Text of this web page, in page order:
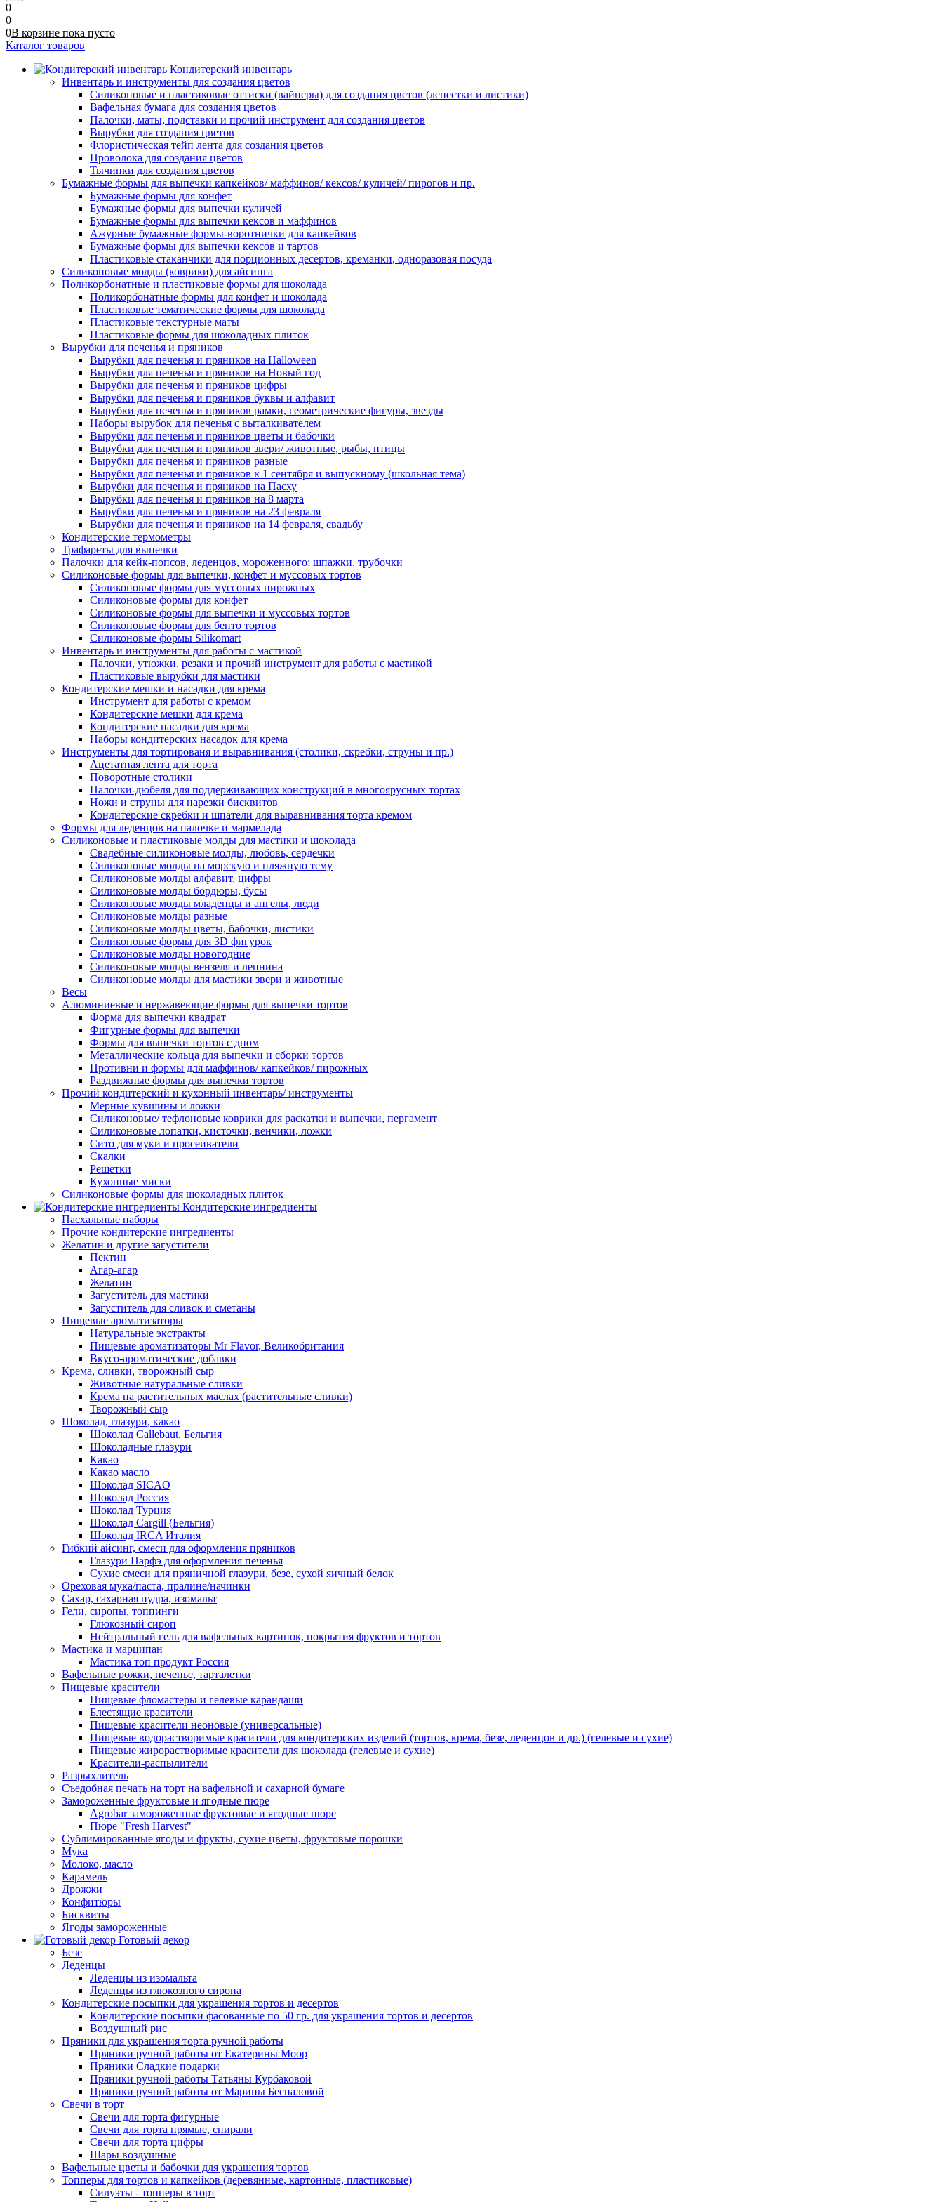
0
0
0В корзине пока пусто
Каталог товаров
Кондитерский инвентарь
Инвентарь и инструменты для создания цветов
Силиконовые и пластиковые оттиски (вайнеры) для создания цветов (лепестки и листики)
Вафельная бумага для создания цветов
Палочки, маты, подставки и прочий инструмент для создания цветов
Вырубки для создания цветов
Флористическая тейп лента для создания цветов
Проволока для создания цветов
Тычинки для создания цветов
Бумажные формы для выпечки капкейков/ маффинов/ кексов/ куличей/ пирогов и пр.
Бумажные формы для конфет
Бумажные формы для выпечки куличей
Бумажные формы для выпечки кексов и маффинов
Ажурные бумажные формы-воротнички для капкейков
Бумажные формы для выпечки кексов и тартов
Пластиковые стаканчики для порционных десертов, креманки, одноразовая посуда
Силиконовые молды (коврики) для айсинга
Поликорбонатные и пластиковые формы для шоколада
Поликорбонатные формы для конфет и шоколада
Пластиковые тематические формы для шоколада
Пластиковые текстурные маты
Пластиковые формы для шоколадных плиток
Вырубки для печенья и пряников
Вырубки для печенья и пряников на Halloween
Вырубки для печенья и пряников на Новый год
Вырубки для печенья и пряников цифры
Вырубки для печенья и пряников буквы и алфавит
Вырубки для печенья и пряников рамки, геометрические фигуры, звезды
Наборы вырубок для печенья с выталкивателем
Вырубки для печенья и пряников цветы и бабочки
Вырубки для печенья и пряников звери/ животные, рыбы, птицы
Вырубки для печенья и пряников разные
Вырубки для печенья и пряников к 1 сентября и выпускному (школьная тема)
Вырубки для печенья и пряников на Пасху
Вырубки для печенья и пряников на 8 марта
Вырубки для печенья и пряников на 23 февраля
Вырубки для печенья и пряников на 14 февраля, свадьбу
Кондитерские термометры
Трафареты для выпечки
Палочки для кейк-попсов, леденцов, мороженного; шпажки, трубочки
Силиконовые формы для выпечки, конфет и муссовых тортов
Силиконовые формы для муссовых пирожных
Силиконовые формы для конфет
Силиконовые формы для выпечки и муссовых тортов
Силиконовые формы для бенто тортов
Силиконовые формы Silikomart
Инвентарь и инструменты для работы с мастикой
Палочки, утюжки, резаки и прочий инструмент для работы с мастикой
Пластиковые вырубки для мастики
Кондитерские мешки и насадки для крема
Инструмент для работы с кремом
Кондитерские мешки для крема
Кондитерские насадки для крема
Наборы кондитерских насадок для крема
Инструменты для тортированя и выравнивания (столики, скребки, струны и пр.)
Ацетатная лента для торта
Поворотные столики
Палочки-дюбеля для поддерживающих конструкций в многоярусных тортах
Ножи и струны для нарезки бисквитов
Кондитерские скребки и шпатели для выравнивания торта кремом
Формы для леденцов на палочке и мармелада
Силиконовые и пластиковые молды для мастики и шоколада
Свадебные силиконовые молды, любовь, сердечки
Силиконовые молды на морскую и пляжную тему
Силиконовые молды алфавит, цифры
Силиконовые молды бордюры, бусы
Силиконовые молды младенцы и ангелы, люди
Силиконовые молды разные
Силиконовые молды цветы, бабочки, листики
Силиконовые формы для 3D фигурок
Силиконовые молды новогодние
Силиконовые молды вензеля и лепнина
Силиконовые молды для мастики звери и животные
Весы
Алюминиевые и нержавеющие формы для выпечки тортов
Форма для выпечки квадрат
Фигурные формы для выпечки
Формы для выпечки тортов с дном
Металлические кольца для выпечки и сборки тортов
Противни и формы для маффинов/ капкейков/ пирожных
Раздвижные формы для выпечки тортов
Прочий кондитерский и кухонный инвентарь/ инструменты
Мерные кувшины и ложки
Силиконовые/ тефлоновые коврики для раскатки и выпечки, пергамент
Силиконовые лопатки, кисточки, венчики, ложки
Сито для муки и просеиватели
Скалки
Решетки
Кухонные миски
Силиконовые формы для шоколадных плиток
Кондитерские ингредиенты
Пасхальные наборы
Прочие кондитерские ингредиенты
Желатин и другие загустители
Пектин
Агар-агар
Желатин
Загуститель для мастики
Загуститель для сливок и сметаны
Пищевые ароматизаторы
Натуральные экстракты
Пищевые ароматизаторы Mr Flavor, Великобритания
Вкусо-ароматические добавки
Крема, сливки, творожный сыр
Животные натуральные сливки
Крема на растительных маслах (растительные сливки)
Творожный сыр
Шоколад, глазури, какао
Шоколад Callebaut, Бельгия
Шоколадные глазури
Какао
Какао масло
Шоколад SICAO
Шоколад Россия
Шоколад Турция
Шоколад Cargill (Бельгия)
Шоколад IRCA Италия
Гибкий айсинг, смеси для оформления пряников
Глазури Парфэ для оформления печенья
Сухие смеси для пряничной глазури, безе, сухой яичный белок
Ореховая мука/паста, пралине/начинки
Сахар, сахарная пудра, изомальт
Гели, сиропы, топпинги
Глюкозный сироп
Нейтральный гель для вафельных картинок, покрытия фруктов и тортов
Мастика и марципан
Мастика топ продукт Россия
Вафельные рожки, печенье, тарталетки
Пищевые красители
Пищевые фломастеры и гелевые карандаши
Блестящие красители
Пищевые красители неоновые (универсальные)
Пищевые водорастворимые красители для кондитерских изделий (тортов, крема, безе, леденцов и др.) (гелевые и сухие)
Пищевые жирорастворимые красители для шоколада (гелевые и сухие)
Красители-распылители
Разрыхлитель
Съедобная печать на торт на вафельной и сахарной бумаге
Замороженные фруктовые и ягодные пюре
Agrobar замороженные фруктовые и ягодные пюре
Пюре "Fresh Harvest"
Сублимированные ягоды и фрукты, сухие цветы, фруктовые порошки
Мука
Молоко, масло
Карамель
Дрожжи
Конфитюры
Бисквиты
Ягоды замороженные
Готовый декор
Безе
Леденцы
Леденцы из изомальта
Леденцы из глюкозного сиропа
Кондитерские посыпки для украшения тортов и десертов
Кондитерские посыпки фасованные по 50 гр. для украшения тортов и десертов
Воздушный рис
Пряники для украшения торта ручной работы
Пряники ручной работы от Екатерины Моор
Пряники Сладкие подарки
Пряники ручной работы Татьяны Курбаковой
Пряники ручной работы от Марины Беспаловой
Свечи в торт
Свечи для торта фигурные
Свечи для торта прямые, спирали
Свечи для торта цифры
Шары воздушные
Вафельные цветы и бабочки для украшения тортов
Топперы для тортов и капкейков (деревянные, картонные, пластиковые)
Силуэты - топперы в торт